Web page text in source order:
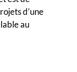
d’une
au